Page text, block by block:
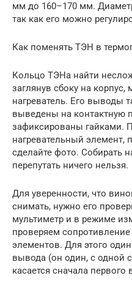
мм до 160–170 мм.
так как его можно
Как поменять ТЭН в
Кольцо ТЭНа найти
заглянув сбоку на
нагреватель. Его выводы
выведены на контактную
зафиксированы гайками.
нагревательный
сделайте фото. Собирать
перепутать ничего нельзя.
Для уверенности, что
снимать, нужно его
мультиметр и в режиме
проверяем
элементов. Для этого
вывода (он один, с одной
касается сначала